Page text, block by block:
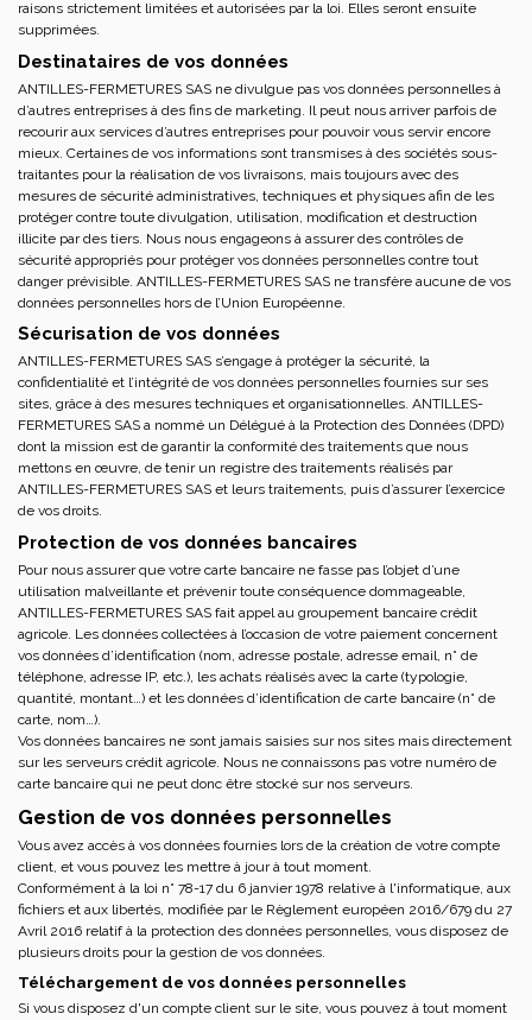
raisons strictement limitées et autorisées par la loi. Elles seront ensuite
supprimées.
Destinataires de vos données
ANTILLES-FERMETURES SAS ne divulgue pas vos données personnelles à
d’autres entreprises à des fins de marketing. Il peut nous arriver parfois de
recourir aux services d’autres entreprises pour pouvoir vous servir encore
mieux. Certaines de vos informations sont transmises à des sociétés sous-
traitantes pour la réalisation de vos livraisons, mais toujours avec des
mesures de sécurité administratives, techniques et physiques afin de les
protéger contre toute divulgation, utilisation, modification et destruction
illicite par des tiers. Nous nous engageons à assurer des contrôles de
sécurité appropriés pour protéger vos données personnelles contre tout
danger prévisible. ANTILLES-FERMETURES SAS ne transfère aucune de vos
données personnelles hors de l’Union Européenne.
Sécurisation de vos données
ANTILLES-FERMETURES SAS s’engage à protéger la sécurité, la
confidentialité et l’intégrité de vos données personnelles fournies sur ses
sites, grâce à des mesures techniques et organisationnelles. ANTILLES-
FERMETURES SAS a nommé un Délégué à la Protection des Données (DPD)
dont la mission est de garantir la conformité des traitements que nous
mettons en œuvre, de tenir un registre des traitements réalisés par
ANTILLES-FERMETURES SAS et leurs traitements, puis d’assurer l’exercice
de vos droits.
Protection de vos données bancaires
Pour nous assurer que votre carte bancaire ne fasse pas l’objet d’une
utilisation malveillante et prévenir toute conséquence dommageable,
ANTILLES-FERMETURES SAS fait appel au groupement bancaire crédit
agricole. Les données collectées à l’occasion de votre paiement concernent
vos données d’identification (nom, adresse postale, adresse email, n° de
téléphone, adresse IP, etc.), les achats réalisés avec la carte (typologie,
quantité, montant…) et les données d’identification de carte bancaire (n° de
carte, nom…).
Vos données bancaires ne sont jamais saisies sur nos sites mais directement
sur les serveurs crédit agricole. Nous ne connaissons pas votre numéro de
carte bancaire qui ne peut donc être stocké sur nos serveurs.
Gestion de vos données personnelles
Vous avez accès à vos données fournies lors de la création de votre compte
client, et vous pouvez les mettre à jour à tout moment.
Conformément à la loi n° 78-17 du 6 janvier 1978 relative à l'informatique, aux
fichiers et aux libertés, modifiée par le Règlement européen 2016/679 du 27
Avril 2016 relatif à la protection des données personnelles, vous disposez de
plusieurs droits pour la gestion de vos données.
Téléchargement de vos données personnelles
Si vous disposez d'un compte client sur le site, vous pouvez à tout moment